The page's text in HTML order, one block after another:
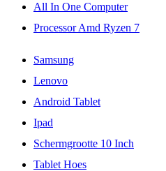
All In One Computer
Processor Amd Ryzen 7
Samsung
Lenovo
Android Tablet
Ipad
Schermgrootte 10 Inch
Tablet Hoes